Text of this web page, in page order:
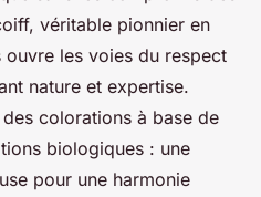
véritable pionnier en
les voies du respect
nature et expertise.
colorations à base de
biologiques : une
pour une harmonie